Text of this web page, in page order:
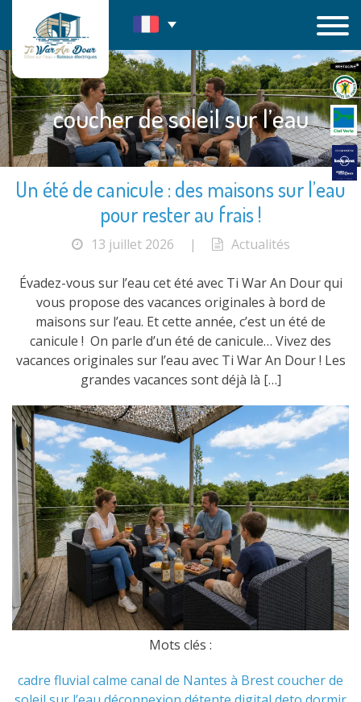
contenu
coucher de soleil sur l’eau
Un été de canicule : des maisons sur l’eau
pour rester au frais !
13 juillet 2026 | Actualités
Évadez-vous sur l’eau cet été avec Ti War An Dour qui
vous propose des vacances originales à bord de
maisons sur l’eau. Et cette année, c’est un été de
canicule ! On parle d’un été de canicule… Vivez des
vacances originales sur l’eau avec Ti War An Dour ! Les
grandes vacances sont déjà là […]
Mots clés :
cadre fluvial calme canal de Nantes à Brestcoucher de